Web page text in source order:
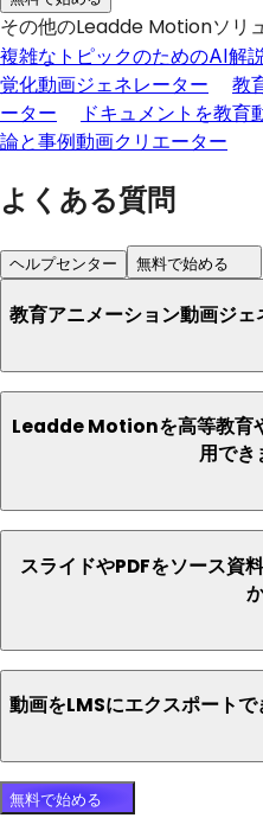
その他のLeadde Motionソリ
複雑なトピックのためのAI解
覚化動画ジェネレーター
教
ーター
ドキュメントを教育
論と事例動画クリエーター
よくある質問
ヘルプセンター 無料で始める
教育アニメーション動画ジ
Leadde Motionを高等教育
用でき
スライドやPDFをソース資
動画をLMSにエクスポートで
無料で始める